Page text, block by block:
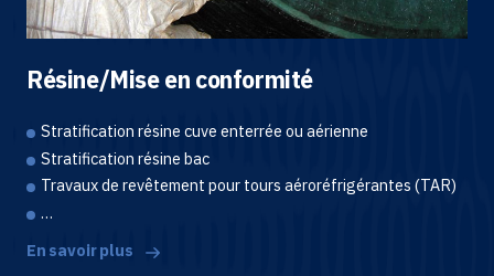
Résine/Mise en conformité
Stratification résine cuve enterrée ou aérienne
Stratification résine bac
Travaux de revêtement pour tours aéroréfrigérantes (TAR)
…
En savoir plus